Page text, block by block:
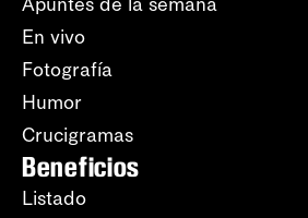
En vivo
Fotografía
Humor
Crucigramas
Beneficios
Listado